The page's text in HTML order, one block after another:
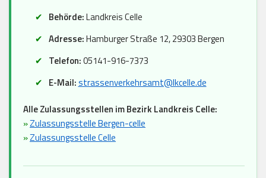
Behörde:Landkreis Celle
Adresse:Hamburger Straße 12, 29303 Bergen
Telefon:05141-916-7373
E-Mail:strassenverkehrsamt@lkcelle.de
Alle Zulassungsstellen im Bezirk Landkreis Celle:
»Zulassungsstelle Bergen-celle
»Zulassungsstelle Celle